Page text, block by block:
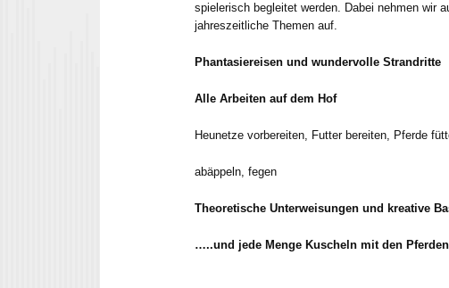
spielerisch begleitet werden. Dabei nehmen wir
jahreszeitliche Themen auf.
Phantasiereisen und wundervolle Strandritte
Alle Arbeiten auf dem Hof
Heunetze vorbereiten, Futter bereiten, Pferde
abäppeln, fegen
Theoretische Unterweisungen und kreative
…..und jede Menge Kuscheln mit den